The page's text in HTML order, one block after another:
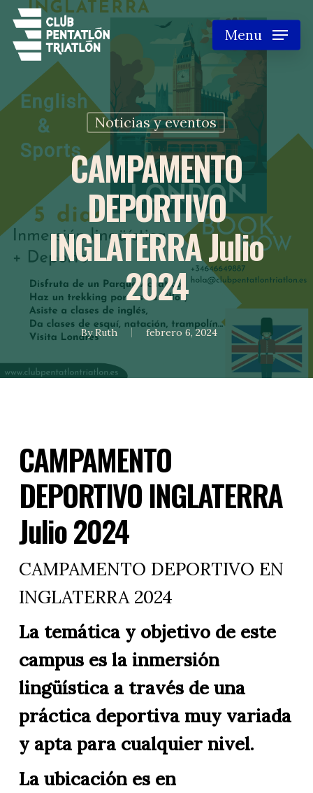
Skip
main
content
Menu
Noticias y eventos
CAMPAMENTO
DEPORTIVO
INGLATERRA Julio
2024
By Ruth febrero 6, 2024
CAMPAMENTO
DEPORTIVO INGLATERRA
Julio 2024
CAMPAMENTO DEPORTIVO EN
INGLATERRA 2024
La temática y objetivo de este
campus es la inmersión
lingüística a través de una
práctica deportiva muy variada
y apta para cualquier nivel.
La ubicación es en